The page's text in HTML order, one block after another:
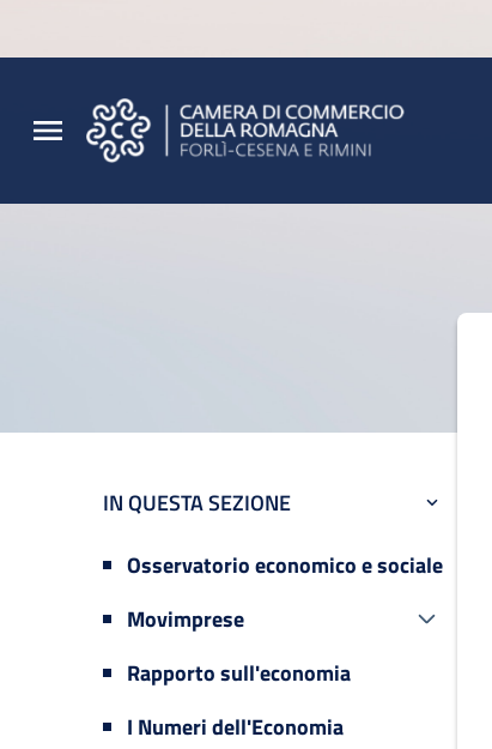
IN QUESTA SEZIONE
Osservatorio economico e sociale
Movimprese
Rapporto sull'economia
I Numeri dell'Economia